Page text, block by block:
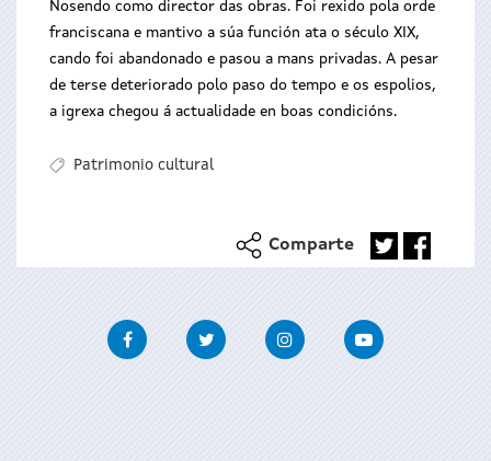
Nosendo como director das obras. Foi rexido pola orde
franciscana e mantivo a súa función ata o século XIX,
cando foi abandonado e pasou a mans privadas. A pesar
de terse deteriorado polo paso do tempo e os espolios,
a igrexa chegou á actualidade en boas condicións.
Patrimonio cultural
Comparte
FacebookTwitter InstagramYoutube